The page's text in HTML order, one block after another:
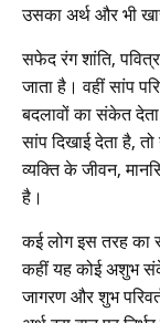
उसका अर्थ और भी
सफेद रंग शांति,
जाता है। वहीं सांप
बदलावों का संकेत
सांप दिखाई देता है,
व्यक्ति के जीवन,
है।
कई लोग इस तरह का
कहीं यह कोई अशुभ
जागरण और शुभ